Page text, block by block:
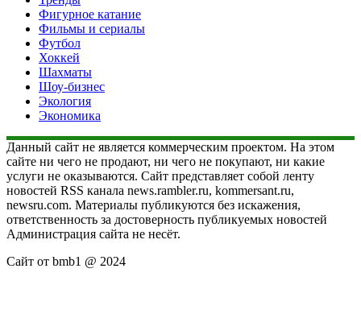
Фигурное катание
Фильмы и сериалы
Футбол
Хоккей
Шахматы
Шоу-бизнес
Экология
Экономика
Данный сайт не является коммерческим проектом. На этом
сайте ни чего не продают, ни чего не покупают, ни какие
услуги не оказываются. Сайт представляет собой ленту
новостей RSS канала news.rambler.ru, kommersant.ru,
newsru.com. Материалы публикуются без искажения,
ответственность за достоверность публикуемых новостей
Администрация сайта не несёт.
Сайт от bmb1 @ 2024